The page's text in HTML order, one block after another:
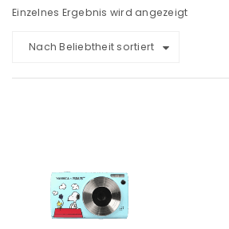
Einzelnes Ergebnis wird angezeigt
Nach Beliebtheit sortiert